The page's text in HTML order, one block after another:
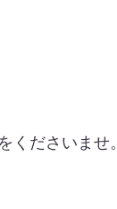
ださいませ。